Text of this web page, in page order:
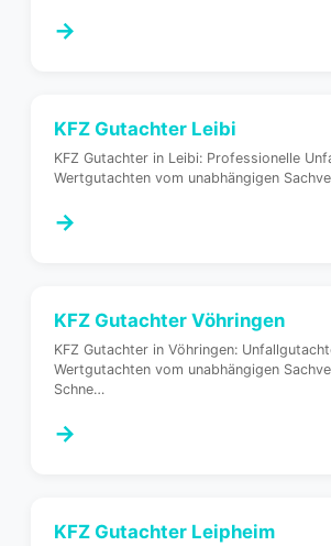
→
KFZ Gutachter Leibi
KFZ Gutachter in Leibi: Professionelle
Wertgutachten vom unabhängigen
→
KFZ Gutachter Vöhringen
KFZ Gutachter in Vöhringen:
Wertgutachten vom unabhängigen
Schne…
→
KFZ Gutachter Leipheim